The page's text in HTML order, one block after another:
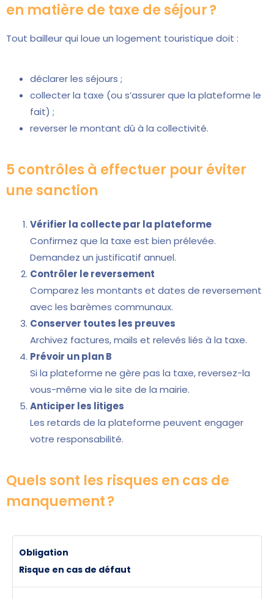
en matière de taxe de séjour ?
Tout bailleur qui loue un logement touristique doit :
déclarer les séjours ;
collecter la taxe (ou s’assurer que la plateforme le
fait) ;
reverser le montant dû à la collectivité.
5 contrôles à effectuer pour éviter
une sanction
Vérifier la collecte par la plateforme
Confirmez que la taxe est bien prélevée.
Demandez un justificatif annuel.
Contrôler le reversement
Comparez les montants et dates de reversement
avec les barèmes communaux.
Conserver toutes les preuves
Archivez factures, mails et relevés liés à la taxe.
Prévoir un plan B
Si la plateforme ne gère pas la taxe, reversez-la
vous-même via le site de la mairie.
Anticiper les litiges
Les retards de la plateforme peuvent engager
votre responsabilité.
Quels sont les risques en cas de
manquement ?
Obligation
Risque en cas de défaut